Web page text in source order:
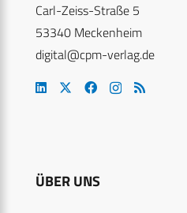
Carl-Zeiss-Straße 5
53340 Meckenheim
digital@cpm-verlag.de
ÜBER UNS